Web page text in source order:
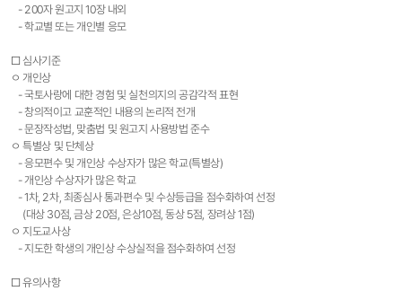
- 200자 원고지 10장 내외
- 학교별 또는 개인별 응모
□ 심사기준
ㅇ 개인상
- 국토사랑에 대한 경험 및 실천의지의 공감각적 표현
- 창의적이고 교훈적인 내용의 논리적 전개
- 문장작성법, 맞춤법 및 원고지 사용방법 준수
ㅇ 특별상 및 단체상
- 응모편수 및 개인상 수상자가 많은 학교(특별상)
- 개인상 수상자가 많은 학교
- 1차, 2차, 최종심사 통과편수 및 수상등급을 점수화하여 선정
(대상 30점, 금상 20점, 은상10점, 동상 5점, 장려상 1점)
ㅇ 지도교사상
- 지도한 학생의 개인상 수상실적을 점수화하여 선정
□ 유의사항